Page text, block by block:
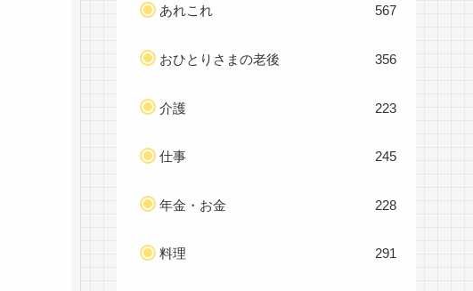
あれこれ 567
おひとりさまの老後 356
介護 223
仕事 245
年金・お金 228
料理 291